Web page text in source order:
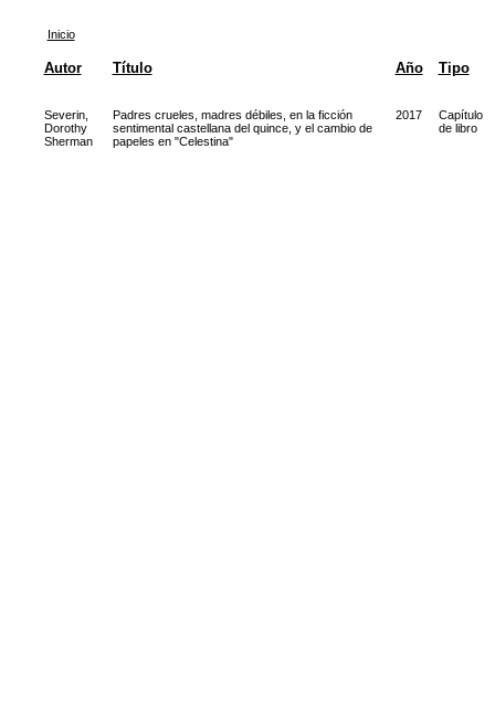
Inicio
Autor Título Año Tipo
Severin,
Dorothy
Sherman
Padres crueles, madres débiles, en la ficción
sentimental castellana del quince, y el cambio de
papeles en "Celestina"
2017
Capítulo
de libro